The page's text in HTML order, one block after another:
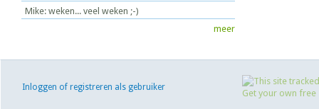
Mike: weken... veel weken ;-)
meer
Inloggen of registreren als gebruiker